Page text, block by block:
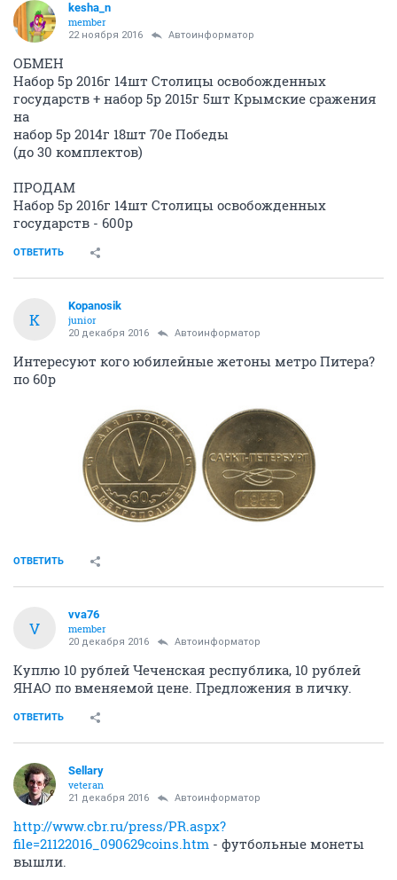
kesha_n
member
22 ноября 2016 Автоинформатор
ОБМЕН
Набор 5р 2016г 14шт Столицы освобожденных
государств + набор 5р 2015г 5шт Крымские сражения
на
набор 5р 2014г 18шт 70е Победы
(до 30 комплектов)
ПРОДАМ
Набор 5р 2016г 14шт Столицы освобожденных
государств - 600р
ОТВЕТИТЬ
K
Kopanosik
junior
20 декабря 2016 Автоинформатор
Интересуют кого юбилейные жетоны метро Питера?
по 60р
ОТВЕТИТЬ
V
vva76
member
20 декабря 2016 Автоинформатор
Куплю 10 рублей Чеченская республика, 10 рублей
ЯНАО по вменяемой цене. Предложения в личку.
ОТВЕТИТЬ
Sellary
veteran
21 декабря 2016 Автоинформатор
http://www.cbr.ru/press/PR.aspx?
file=21122016_090629coins.htm - футбольные монеты
вышли.